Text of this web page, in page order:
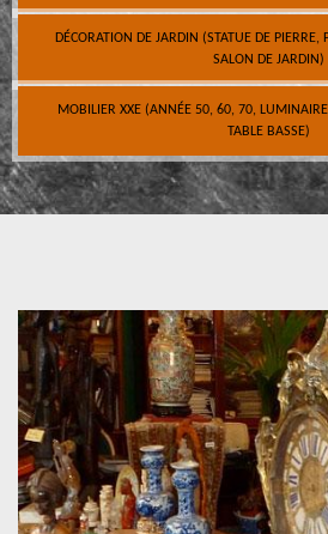
DÉCORATION DE JARDIN (STATUE DE PIERRE,
SALON DE JARDIN)
MOBILIER XXE (ANNÉE 50, 60, 70,
TABLE BASSE)